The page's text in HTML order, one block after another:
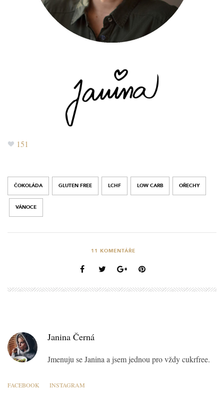
151
ČOKOLÁDA GLUTEN FREE LCHF LOW CARB OŘECHY
VÁNOCE
11 KOMENTÁŘE
Janina Černá
Jmenuju se Janina a jsem jednou pro vždy cukrfree.
FACEBOOK INSTAGRAM